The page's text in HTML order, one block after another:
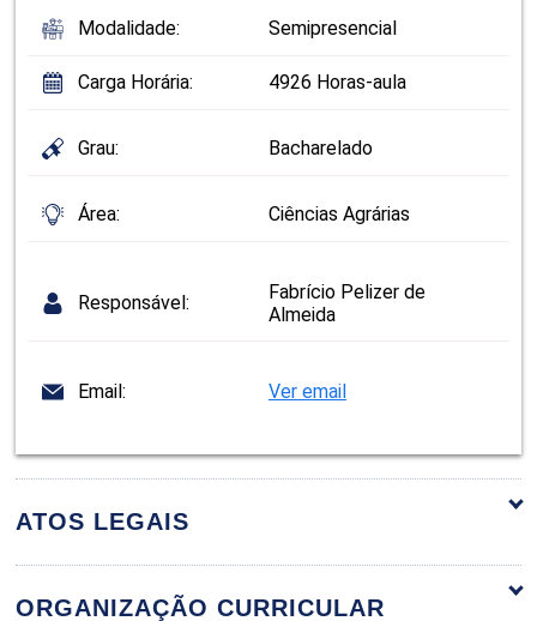
Modalidade: Semipresencial
Carga Horária: 4926 Horas-aula
Grau: Bacharelado
Área: Ciências Agrárias
Responsável:
Fabrício Pelizer de
Almeida
Email: Ver email
ATOS LEGAIS
ORGANIZAÇÃO CURRICULAR